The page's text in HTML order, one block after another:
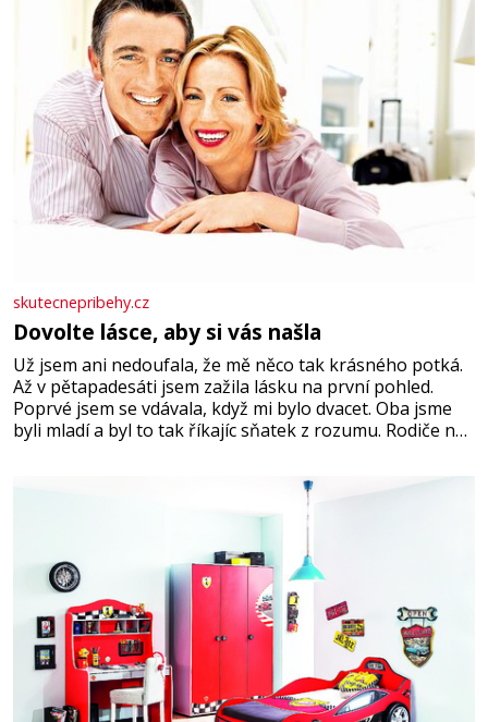
skutecnepribehy.cz
Dovolte lásce, aby si vás našla
Už jsem ani nedoufala, že mě něco tak krásného potká.
Až v pětapadesáti jsem zažila lásku na první pohled.
Poprvé jsem se vdávala, když mi bylo dvacet. Oba jsme
byli mladí a byl to tak říkajíc sňatek z rozumu. Rodiče nás
Manželství nám oběma moc nesvědčilo, brzy jsme zjistili,